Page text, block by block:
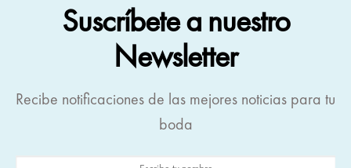
Suscríbete a nuestro
Newsletter
Recibe notificaciones de las mejores noticias para tu
boda